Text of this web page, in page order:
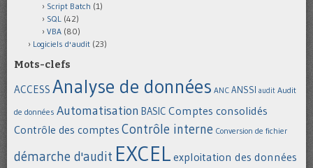
Script Batch (1)
SQL (42)
VBA (80)
Logiciels d'audit (23)
Mots-clefs
ACCESS Analyse de données ANC ANSSI audit Audit
de données Automatisation BASIC Comptes consolidés
Contrôle des comptes Contrôle interne Conversion de fichier
démarche d'audit EXCEL exploitation des données